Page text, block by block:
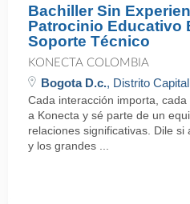
Bachiller Sin
Patrocinio Educativo
Soporte Técnico
KONECTA COLOMBIA
Bogota D.c., Distrito Capital
Cada interacción importa,
a Konecta y sé parte de un
relaciones significativas. Dile
y los grandes ...